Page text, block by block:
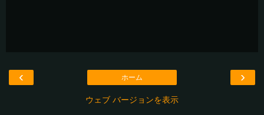
‹ ›
ホーム
ウェブ バージョンを表示